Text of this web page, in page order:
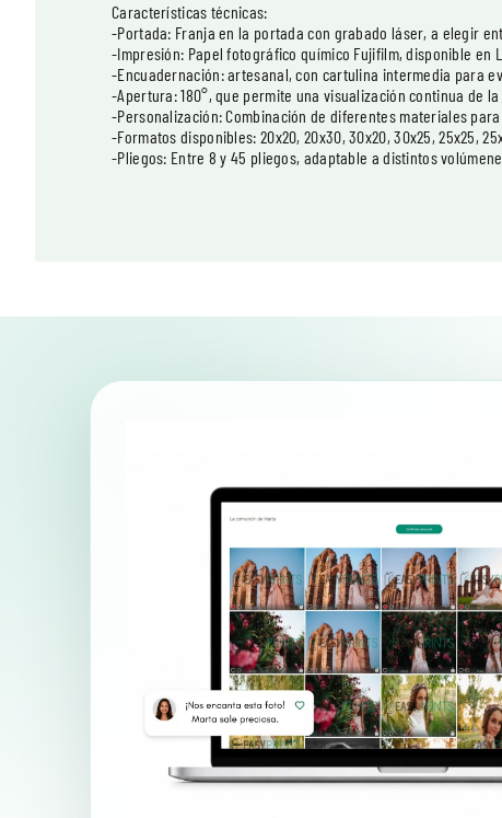
Características técnicas:
-Portada: Franja en la portada con grabado láser, a elegir
-Impresión: Papel fotográfico químico Fujifilm, disponible en
-Encuadernación: artesanal, con cartulina intermedia para
-Apertura: 180°, que permite una visualización continua de la
-Personalización: Combinación de diferentes materiales
-Formatos disponibles: 20x20, 20x30, 30x20, 30x25, 25x25,
-Pliegos: Entre 8 y 45 pliegos, adaptable a distintos